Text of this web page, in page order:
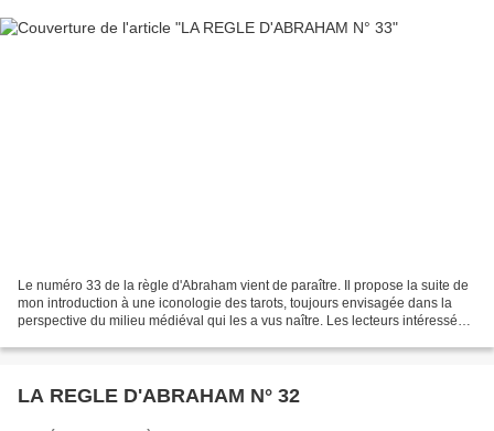
Le numéro 33 de la règle d'Abraham vient de paraître. Il propose la suite de
mon introduction à une iconologie des tarots, toujours envisagée dans la
perspective du milieu médiéval qui les a vus naître. Les lecteurs intéressés
LA REGLE D'ABRAHAM N° 32